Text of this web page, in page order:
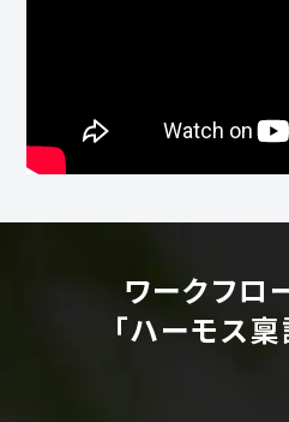
ワークフロ
「ハーモス